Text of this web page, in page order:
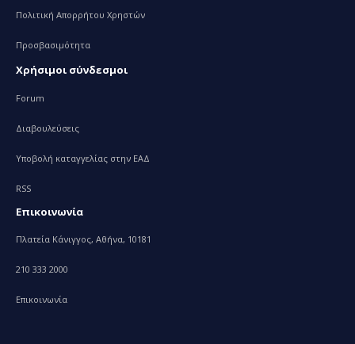
Πολιτική Απορρήτου Χρηστών
Προσβασιμότητα
Χρήσιμοι σύνδεσμοι
Forum
Διαβουλεύσεις
Υποβολή καταγγελίας στην ΕΑΔ
RSS
Επικοινωνία
Πλατεία Κάνιγγος, Αθήνα, 10181
210 333 2000
Επικοινωνία